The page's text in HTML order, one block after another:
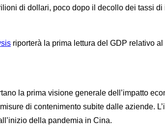
di dollari, poco dopo il decollo dei tassi
riporterà la prima lettura del GDP relativo
la prima visione generale dell’impatto
di contenimento subite dalle aziende.
della pandemia in Cina.